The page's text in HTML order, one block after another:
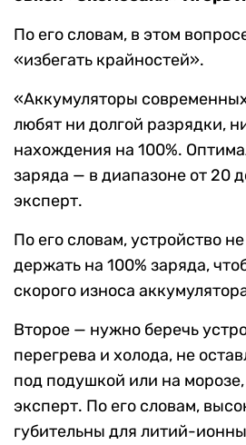
По его словам, в этом
«избегать крайностей».
«Аккумуляторы
любят ни долгой разрядки,
нахождения на 100%.
заряда — в диапазоне от 20
эксперт.
По его словам, устройство
держать на 100% заряда,
скорого износа
Второе — нужно беречь
перегрева и холода, не
под подушкой или на
эксперт. По его словам,
губительны для литий-